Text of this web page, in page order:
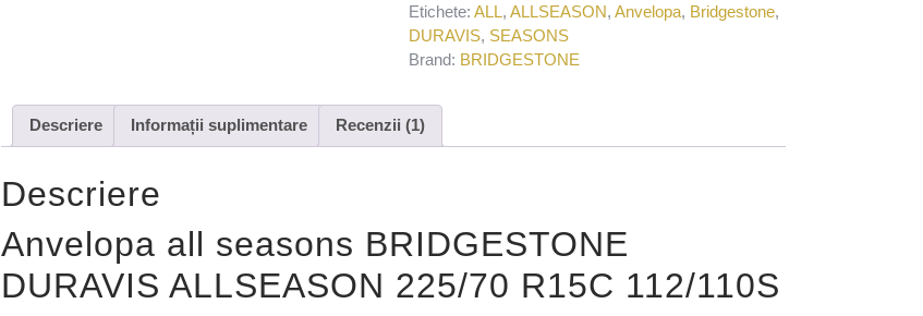
Etichete:ALL,ALLSEASON,Anvelopa, Bridgestone,
DURAVIS, SEASONS
Brand: BRIDGESTONE
Descriere Informații suplimentare Recenzii (1)
Descriere
Anvelopa all seasons BRIDGESTONE
DURAVIS ALLSEASON 225/70 R15C 112/110S